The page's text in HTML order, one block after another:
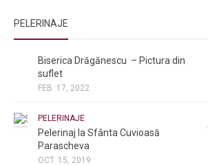
PELERINAJE
Biserica Drăgănescu – Pictura din
suflet
FEB. 17, 2022
PELERINAJE
Pelerinaj la Sfânta Cuvioasă
Parascheva
OCT. 15, 2019